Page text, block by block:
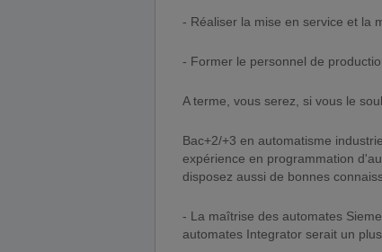
- Réaliser la mise en service et la
- Former le personnel de
A terme, vous serez, si vous le
Bac+2/+3 en automatisme
expérience en programmation
disposez aussi de bonnes
- La maîtrise des automates
automates Integrator serait un plus.